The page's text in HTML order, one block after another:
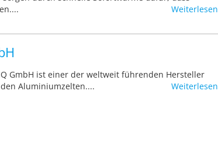
Weiterlesen
GmbH ist einer der weltweit führenden Hersteller
Aluminiumzelten....
Weiterlesen